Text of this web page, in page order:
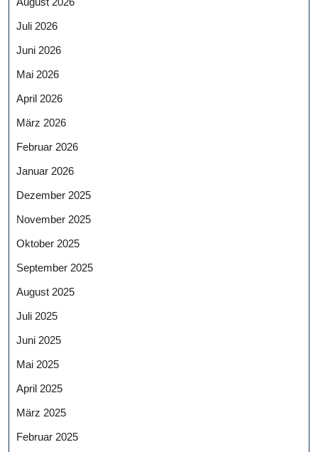
Juli 2026
Juni 2026
Mai 2026
April 2026
März 2026
Februar 2026
Januar 2026
Dezember 2025
November 2025
Oktober 2025
September 2025
August 2025
Juli 2025
Juni 2025
Mai 2025
April 2025
März 2025
Februar 2025